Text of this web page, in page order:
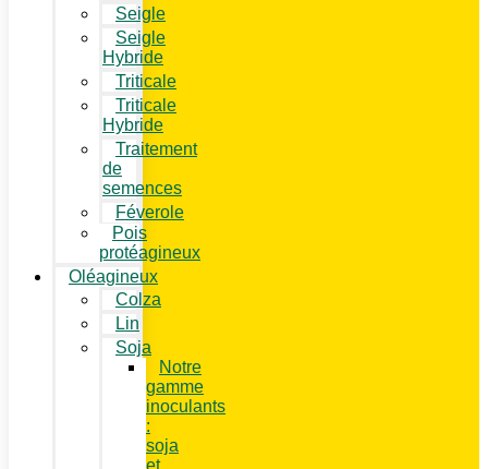
Seigle
Seigle
Hybride
Triticale
Triticale
Hybride
Traitement
de
semences
Féverole
Pois
protéagineux
Oléagineux
Colza
Lin
Soja
Notre
gamme
inoculants
:
soja
et